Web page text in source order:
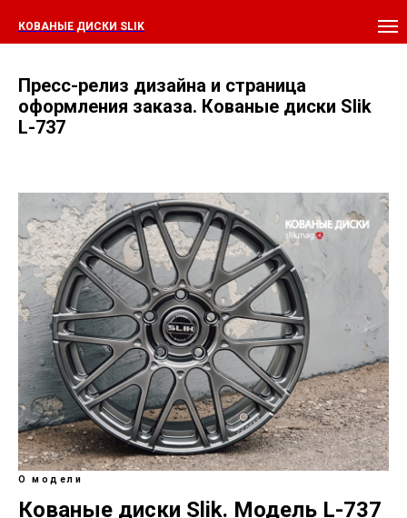
КОВАНЫЕ ДИСКИ SLIK
Пресс-релиз дизайна и страница
оформления заказа. Кованые диски Slik
L-737
О модели
Кованые диски Slik. Модель L-737